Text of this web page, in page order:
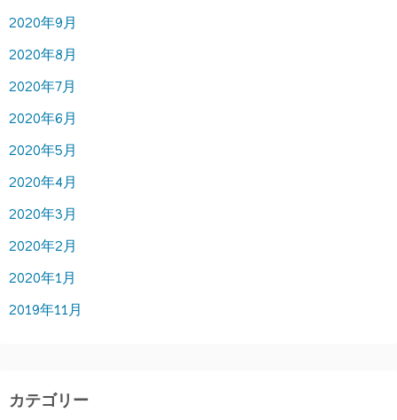
2020年9月
2020年8月
2020年7月
2020年6月
2020年5月
2020年4月
2020年3月
2020年2月
2020年1月
2019年11月
カテゴリー